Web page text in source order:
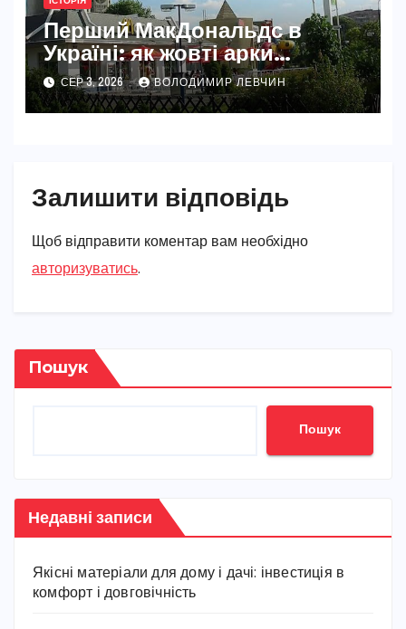
Перший МакДональдс в
Україні: як жовті арки
змінили Київ
СЕР 3, 2026 ВОЛОДИМИР ЛЕВЧИН
Залишити відповідь
Щоб відправити коментар вам необхідно
авторизуватись.
Пошук
Пошук
Недавні записи
Якісні матеріали для дому і дачі: інвестиція в
комфорт і довговічність